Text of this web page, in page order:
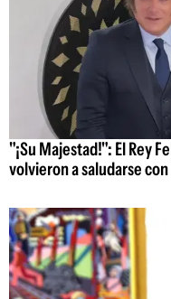
"¡Su Majestad!": El Rey
volvieron a saludarse